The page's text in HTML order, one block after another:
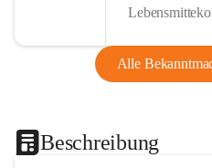
Alle
Beschreibung